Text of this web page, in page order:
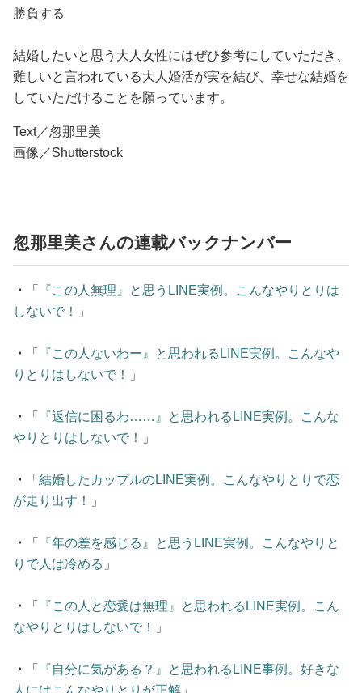
勝負する
結婚したいと思う大人女性にはぜひ参考にしていただき、
難しいと言われている大人婚活が実を結び、幸せな結婚を
していただけることを願っています。
Text／忽那里美
画像／Shutterstock
忽那里美さんの連載バックナンバー
・ 「
『この人無理』と思うLINE実例。こんなやりとりは
しないで！
」
・ 「
『この人ないわー』と思われるLINE実例。こんなや
りとりはしないで！
」
・ 「
『返信に困るわ……』と思われるLINE実例。こんな
やりとりはしないで！
」
・ 「 結婚したカップルのLINE実例。こんなやりとりで恋
が走り出す！
」
・ 「
『年の差を感じる』と思うLINE実例。こんなやりと
りで人は冷める 」
・ 「
『この人と恋愛は無理』と思われるLINE実例。こん
なやりとりはしないで！
」
・ 「
『自分に気がある？』と思われるLINE事例。好きな